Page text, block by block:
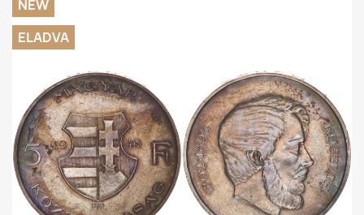
NEW
ELADVA